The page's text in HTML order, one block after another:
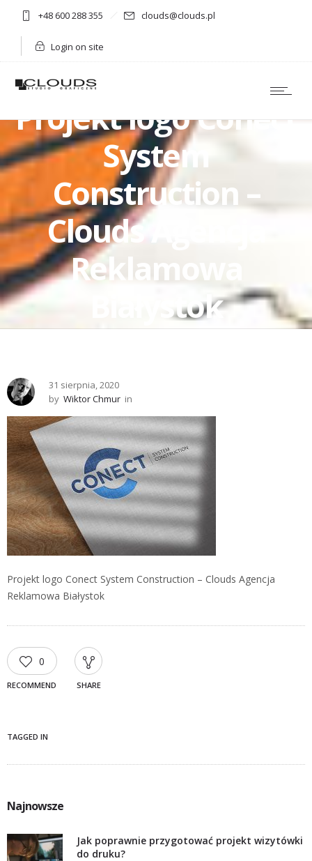
+48 600 288 355 clouds@clouds.pl
Login on site
Projekt logo Conect
System
Construction –
Clouds Agencja
Reklamowa
Białystok
31 sierpnia, 2020
by Wiktor Chmur in
Projekt logo Conect System Construction – Clouds Agencja
Reklamowa Białystok
0
RECOMMEND SHARE
TAGGED IN
Najnowsze
Jak poprawnie przygotować projekt wizytówki
do druku?